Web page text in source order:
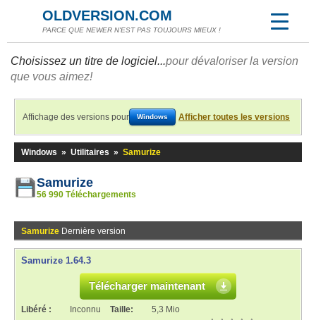
OLDVERSION.COM
PARCE QUE NEWER N'EST PAS TOUJOURS MIEUX !
Choisissez un titre de logiciel...pour dévaloriser la version
que vous aimez!
Affichage des versions pour Windows Afficher toutes les versions
Windows » Utilitaires » Samurize
Samurize
56 990 Téléchargements
Samurize Dernière version
Samurize 1.64.3
Télécharger maintenant
Libéré : Inconnu Taille:
5,3 Mio